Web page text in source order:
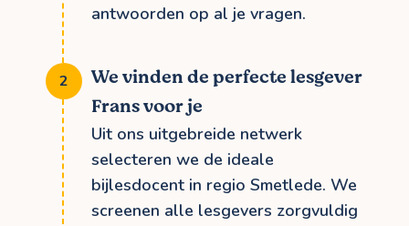
antwoorden op al je vragen.
We vinden de perfecte lesgever
Frans voor je
Uit ons uitgebreide netwerk
selecteren we de ideale
bijlesdocent in regio Smetlede. We
screenen alle lesgevers zorgvuldig